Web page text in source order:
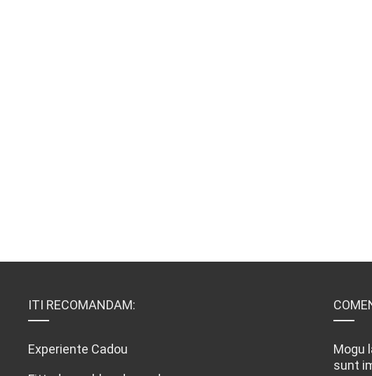
ITI RECOMANDAM:
Experiente Cadou Mogu
sunt